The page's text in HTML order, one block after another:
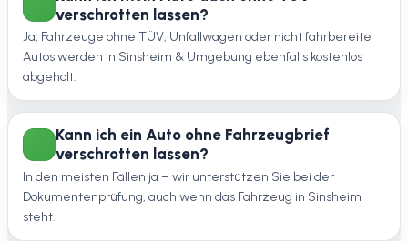
verschrotten lassen?
Ja, Fahrzeuge ohne TÜV, Unfallwagen oder nicht fahrbereite
Autos werden in Sinsheim & Umgebung ebenfalls kostenlos
abgeholt.
Kann ich ein Auto ohne Fahrzeugbrief
verschrotten lassen?
In den meisten Fällen ja – wir unterstützen Sie bei der
Dokumentenprüfung, auch wenn das Fahrzeug in Sinsheim
steht.